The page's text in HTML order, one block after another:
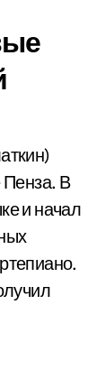
Пенза. В
и начал